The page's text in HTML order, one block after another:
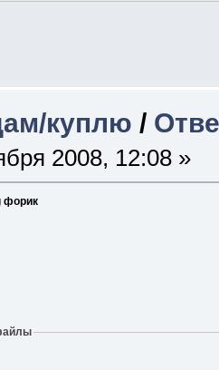
куплю /
2008, 12:08 »
форик